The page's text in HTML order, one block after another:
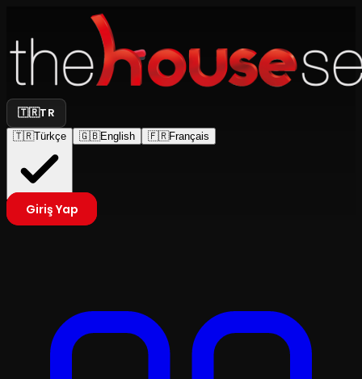
🇹🇷TR
🇹🇷Türkçe 🇬🇧English 🇫🇷Français
Giriş Yap